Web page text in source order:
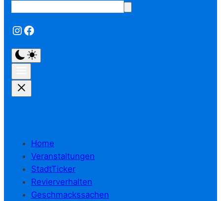
Instagram
Facebook
Home
Veranstaltungen
StadtTicker
Revierverhalten
Geschmackssachen